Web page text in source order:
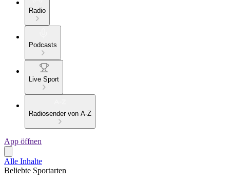
Radio
Podcasts
Live Sport
Radiosender von A-Z
App öffnen
Alle Inhalte
Beliebte Sportarten